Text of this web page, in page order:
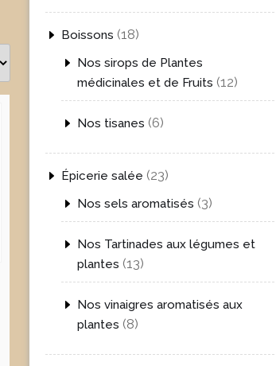
produits
Boissons 1818
Nos sirops de Plantes
médicinales et de Fruits 1212
produits
Nos tisanes 66
Épicerie salée 2323
produits
Nos sels aromatisés 33
produits
Nos Tartinades aux légumes et
plantes 1313
produits
Nos vinaigres aromatisés aux
plantes
88